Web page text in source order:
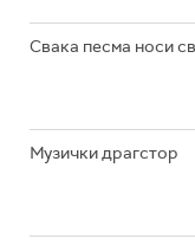
Свака песма носи
Музички драгстор